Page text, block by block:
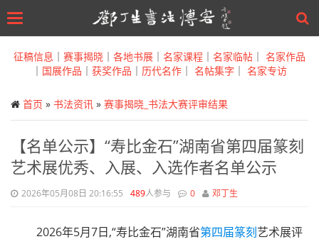
to
Toggle
征稿信息 ｜ 赛事揭晓 ｜ 各地书展 ｜ 名家课程 ｜ 名家临帖 ｜ 名家作品
｜ 国展作品 ｜ 获奖作品 ｜ 历代名作 ｜ 名帖集字 ｜ 名家专访
首页 » 书法资讯 » 赛事揭晓_书法大赛评审结果
【名单公示】“寿比金石”湖南省第四届篆刻
艺术展优秀、入展、入选作者名单公示
2026年05月08日 20:16:55 489人参与 0 邓丁生
2026年5月7日,“寿比金石”湖南省第四届篆刻艺术展评